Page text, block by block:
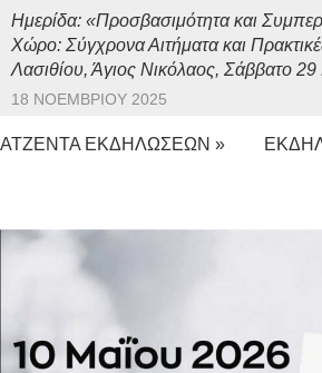
Ημερίδα: «Προσβασιμότητα και
Χώρο: Σύγχρονα Αιτήματα και
Λασιθίου, Άγιος Νικόλαος, Σάββατο
18 ΝΟΕΜΒΡΊΟΥ 2025
ΑΤΖΕΝΤΑ ΕΚΔΗΛΩΣΕΩΝ »